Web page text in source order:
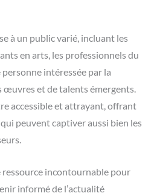
à un public varié, incluant les
en arts, les professionnels du
intéressée par la
œuvres et de talents émergents.
accessible et attrayant, offrant
peuvent captiver aussi bien les
incontournable pour
informé de l’actualité